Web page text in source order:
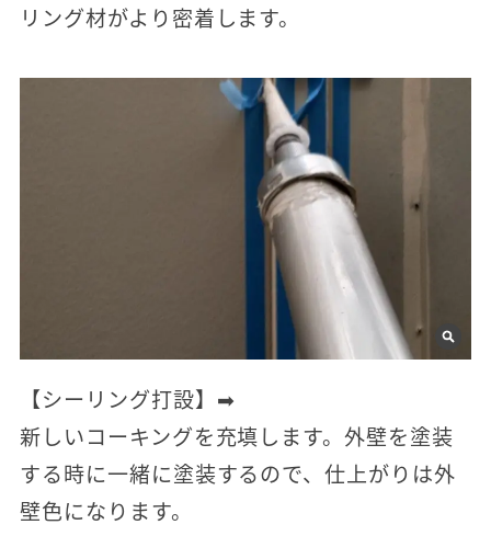
リング材がより密着します。
【シーリング打設】➡
新しいコーキングを充填します。外壁を塗装
する時に一緒に塗装するので、仕上がりは外
壁色になります。